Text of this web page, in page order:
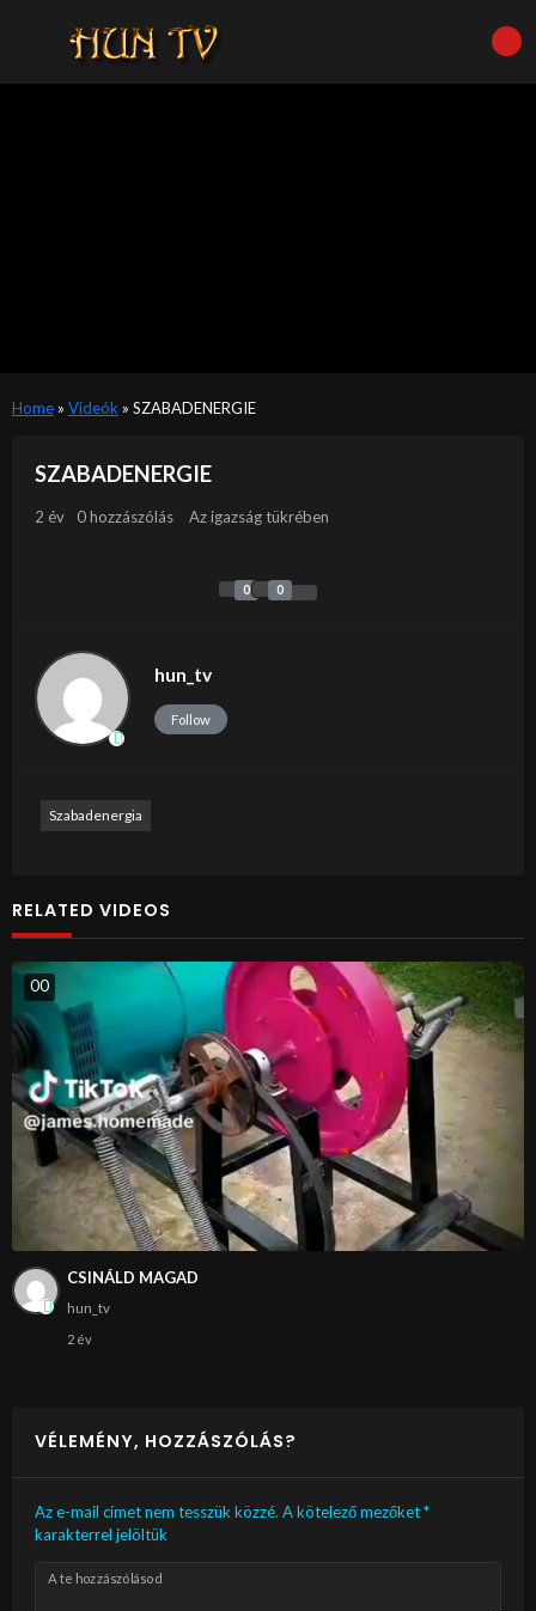
Home» Videók » SZABADENERGIE
SZABADENERGIE
2 év 0 hozzászólás Az igazság tükrében
0 0
hun_tv
Follow
Szabadenergia
RELATED VIDEOS
00
CSINÁLD MAGAD
hun_tv
2 év
VÉLEMÉNY, HOZZÁSZÓLÁS?
Az e-mail címet nem tesszük közzé. A kötelező mezőket*
karakterrel jelöltük
A te hozzászólásod